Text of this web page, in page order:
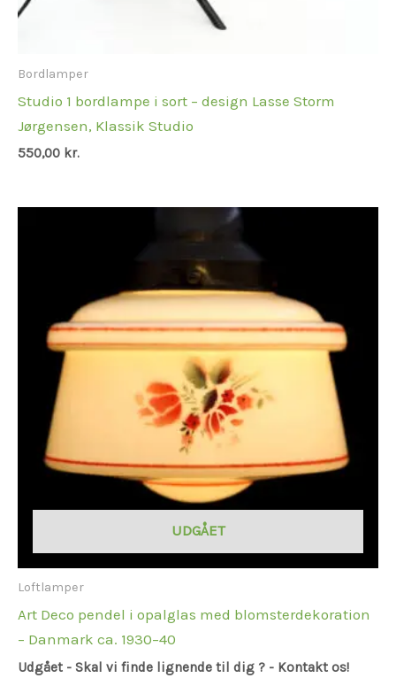
Bordlamper
Studio 1 bordlampe i sort – design Lasse Storm
Jørgensen, Klassik Studio
550,00 kr.
UDGÅET
Loftlamper
Art Deco pendel i opalglas med blomsterdekoration
– Danmark ca. 1930–40
Udgået - Skal vi finde lignende til dig ? - Kontakt os!